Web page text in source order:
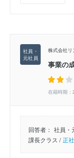
株式会社
事業の
在籍時期
回答者： 社員・
課長クラス / 正